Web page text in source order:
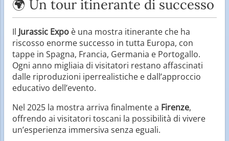
🌍 Un tour itinerante di successo
Il Jurassic Expo è una mostra itinerante che ha
riscosso enorme successo in tutta Europa, con
tappe in Spagna, Francia, Germania e Portogallo.
Ogni anno migliaia di visitatori restano affascinati
dalle riproduzioni iperrealistiche e dall’approccio
educativo dell’evento.
Nel 2025 la mostra arriva finalmente a Firenze,
offrendo ai visitatori toscani la possibilità di vivere
un’esperienza immersiva senza eguali.